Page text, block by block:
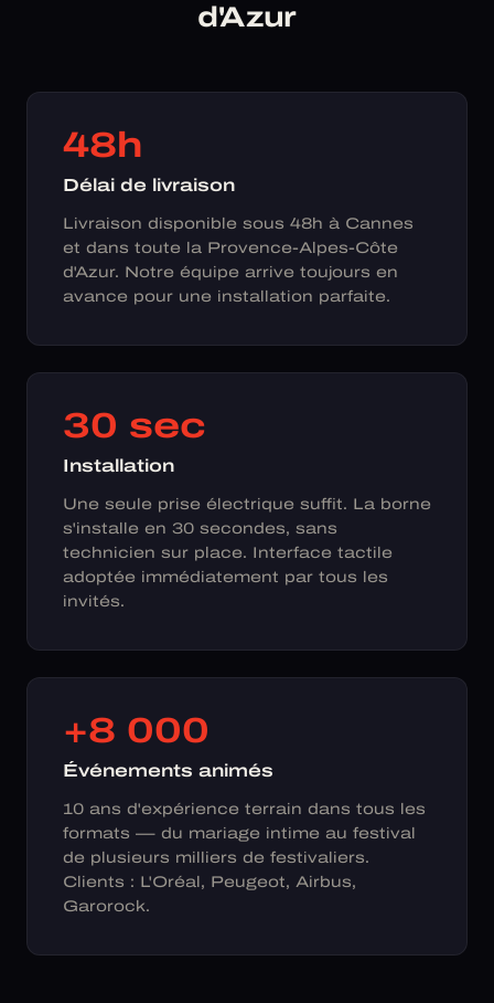
d'Azur
48h
Délai de livraison
Livraison disponible sous 48h à Cannes
et dans toute la Provence-Alpes-Côte
d'Azur. Notre équipe arrive toujours en
avance pour une installation parfaite.
30 sec
Installation
Une seule prise électrique suffit. La borne
s'installe en 30 secondes, sans
technicien sur place. Interface tactile
adoptée immédiatement par tous les
invités.
+8 000
Événements animés
10 ans d'expérience terrain dans tous les
formats — du mariage intime au festival
de plusieurs milliers de festivaliers.
Clients : L'Oréal, Peugeot, Airbus,
Garorock.